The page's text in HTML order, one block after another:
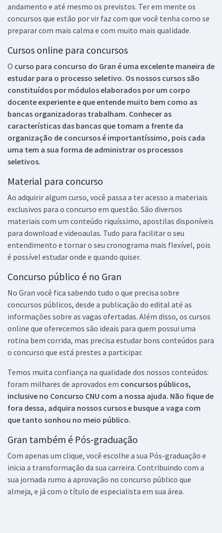
andamento e até mesmo os previstos. Ter em mente os
concursos que estão por vir faz com que você tenha como se
preparar com mais calma e com muito mais qualidade.
Cursos online para concursos
O curso para concurso do Gran é uma excelente maneira de
estudar para o processo seletivo. Os nossos cursos são
constituídos por módulos elaborados por um corpo
docente experiente e que entende muito bem como as
bancas organizadoras trabalham. Conhecer as
características das bancas que tomam a frente da
organização de concursos é importantíssimo, pois cada
uma tem a sua forma de administrar os processos
seletivos.
Material para concurso
Ao adquirir algum curso, você passa a ter acesso a materiais
exclusivos para o concurso em questão. São diversos
materiais com um conteúdo riquíssimo, apostilas disponíveis
para download e videoaulas. Tudo para facilitar o seu
entendimento e tornar o seu cronograma mais flexível, pois
é possível estudar onde e quando quiser.
Concurso público é no Gran
No Gran você fica sabendo tudo o que precisa sobre
concursos públicos, desde a publicação do edital até as
informações sobre as vagas ofertadas. Além disso, os cursos
online que oferecemos são ideais para quem possui uma
rotina bem corrida, mas precisa estudar bons conteúdos para
o concurso que está prestes a participar.
Temos muita confiança na qualidade dos nossos conteúdos:
foram milhares de aprovados em concursos públicos,
inclusive no Concurso CNU com a nossa ajuda. Não fique de
fora dessa, adquira nossos cursos e busque a vaga com
que tanto sonhou no meio público.
Gran também é Pós-graduação
Com apenas um clique, você escolhe a sua Pós-graduação e
inicia a transformação da sua carreira. Contribuindo com a
sua jornada rumo a aprovação no concurso público que
almeja, e já com o título de especialista em sua área.